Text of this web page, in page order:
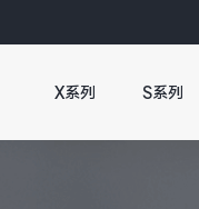
X系列 S系列